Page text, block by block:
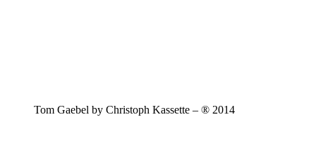
Tom Gaebel by Christoph Kassette – ® 2014